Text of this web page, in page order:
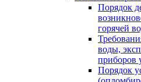
Порядок
горячей
воды,
приборов
Порядок